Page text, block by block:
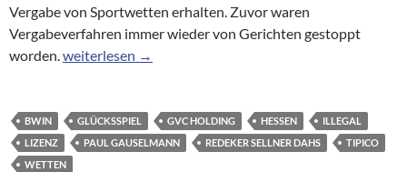
Vergabe von Sportwetten erhalten. Zuvor waren
Vergabeverfahren immer wieder von Gerichten gestoppt
worden.Überraschende Einigung: Hessen vergibt erste
weiterlesen →
BWIN GLÜCKSSPIEL GVC HOLDING HESSEN
ILLEGAL
LIZENZ
PAUL GAUSELMANN REDEKER SELLNER DAHS
TIPICO
WETTEN